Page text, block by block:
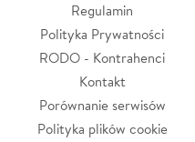
Regulamin
Polityka Prywatności
RODO - Kontrahenci
Kontakt
Porównanie serwisów
Polityka plików cookie